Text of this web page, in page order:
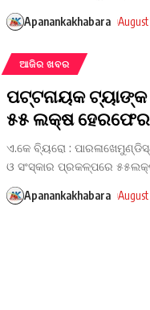
Apanankakhabara August
ଆଜିର ଖବର
ପଟ୍ଟନାୟକ
୫୫ ଲକ୍ଷ
ଏ.କେ ବ୍ୟିରୋ :
ଓ ସଂସ୍କାର ପ୍ରକଳ୍ପରେ
Apanankakhabara